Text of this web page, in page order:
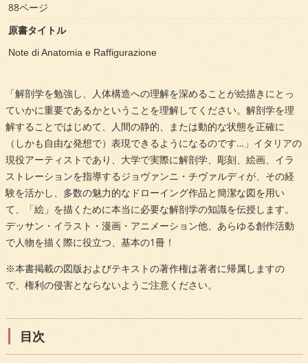
88ページ
原書タイトル
Note di Anatomia e Raffigurazione
「解剖学を勉強し、人体構造への理解を深めることが絵描きにとっ
ていかに重要であるかということを理解してください。解剖学を理
解することではじめて、人間の静的、または動的な状態を正確に
（しかも自由な発想で）表現できるようになるのです…」イタリアの
現役アーティストであり、大学で実際に解剖学、彫刻、絵画、イラ
ストレーションを指導するジョヴァンニ・チヴァルディが、その経
験を活かし、多数の魅力的なドローイング作品と簡潔な図を用い
て、「絵」を描くために本当に必要な解剖学の知識を伝授します。
デッサン・イラスト・漫画・アニメーション他、あらゆる創作活動
で人物を描く際に役立つ、基本の1冊！
※本書掲載の図版およびテキストの著作権は著者に帰属しますの
で、権利の侵害とならないようご注意ください。
目次